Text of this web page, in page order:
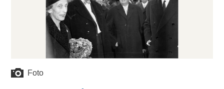
Foto